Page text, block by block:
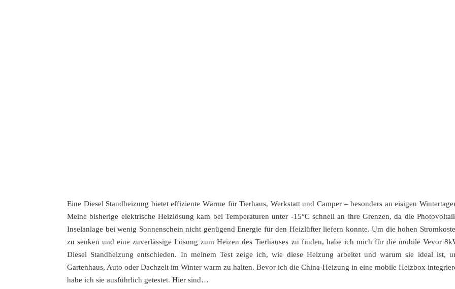
Eine Diesel Standheizung bietet effiziente Wärme für Tierhaus, Werkstatt und Camper – besonders an eisigen
Meine bisherige elektrische Heizlösung kam bei Temperaturen unter -15°C schnell an ihre Grenzen, da die
Inselanlage bei wenig Sonnenschein nicht genügend Energie für den Heizlüfter liefern konnte. Um die hohen
zu senken und eine zuverlässige Lösung zum Heizen des Tierhauses zu finden, habe ich mich für die mobile Vevor
Diesel Standheizung entschieden. In meinem Test zeige ich, wie diese Heizung arbeitet und warum sie ideal ist,
Gartenhaus, Auto oder Dachzelt im Winter warm zu halten. Bevor ich die China-Heizung in eine mobile Heizbox
habe ich sie ausführlich getestet. Hier sind…